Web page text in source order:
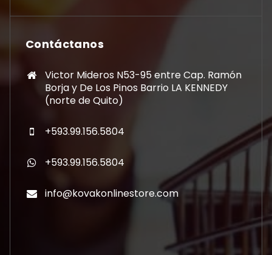
Contáctanos
Victor Mideros N53-95 entre Cap. Ramón
Borja y De Los Pinos Barrio LA KENNEDY
(norte de Quito)
+593.99.156.5804
+593.99.156.5804
info@kovakonlinestore.com